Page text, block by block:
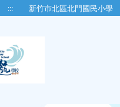
::: 新竹市北區北門國民小學